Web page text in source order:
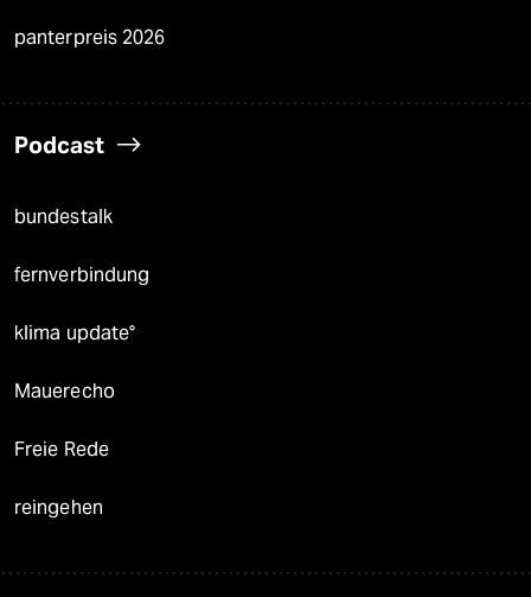
panterpreis 2026
Podcast
bundestalk
fernverbindung
klima update°
Mauerecho
Freie Rede
reingehen